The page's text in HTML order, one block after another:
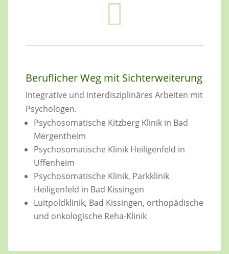

Beruflicher Weg mit Sichterweiterung
Integrative und interdisziplinäres Arbeiten mit
Psychologen.
Psychosomatische Kitzberg Klinik in Bad
Mergentheim
Psychosomatische Klinik Heiligenfeld in
Uffenheim
Psychosomatische Klinik, Parkklinik
Heiligenfeld in Bad Kissingen
Luitpoldklinik, Bad Kissingen, orthopädische
und onkologische Reha-Klinik